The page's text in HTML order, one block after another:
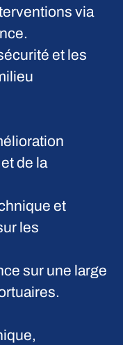
via
et les
de la
et
les
sur une large